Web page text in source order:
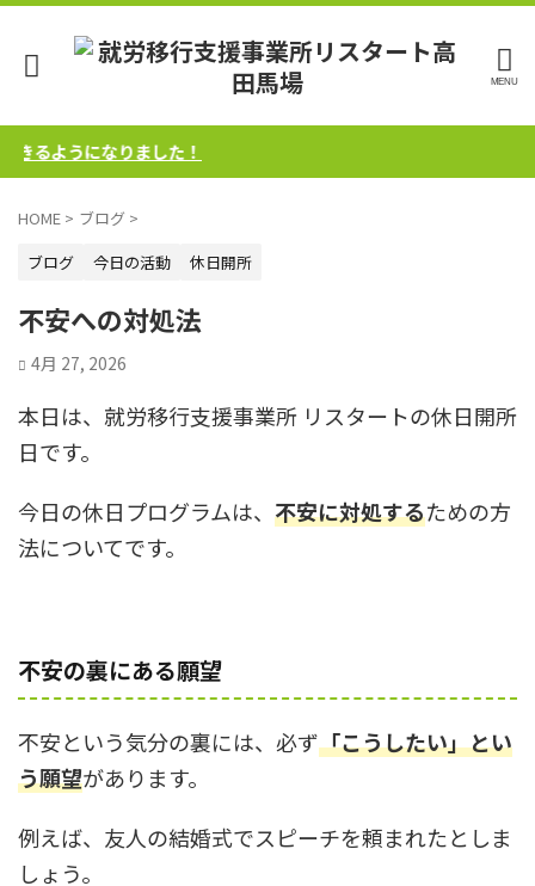
うになりました！
HOME > ブログ >
ブログ
今日の活動 休日開所
不安への対処法
4月 27, 2026
本日は、就労移行支援事業所 リスタートの休日開所
日です。
今日の休日プログラムは、 不安に対処するための方
法についてです。
不安の裏にある願望
不安という気分の裏には、必ず「こうしたい」とい
う願望があります。
例えば、友人の結婚式でスピーチを頼まれたとしま
しょう。